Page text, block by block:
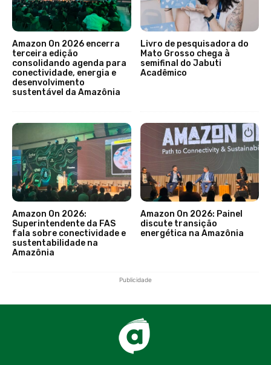
Amazon On 2026 encerra
terceira edição
consolidando agenda para
conectividade, energia e
desenvolvimento
sustentável da Amazônia
Livro de pesquisadora do
Mato Grosso chega à
semifinal do Jabuti
Acadêmico
Amazon On 2026:
Superintendente da FAS
fala sobre conectividade e
sustentabilidade na
Amazônia
Amazon On 2026: Painel
discute transição
energética na Amazônia
Publicidade